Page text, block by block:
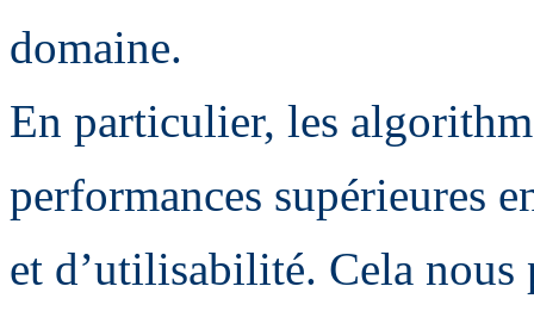
domaine.
En particulier, les
performances supérieures
et d’utilisabilité. Cela nous